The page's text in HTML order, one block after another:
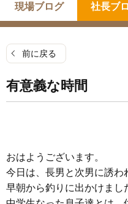
現場ブログ 社長ブ
前に戻る
有意義な時間
おはようございます。
今日は、長男と次男に誘わ
早朝から釣りに出かけまし